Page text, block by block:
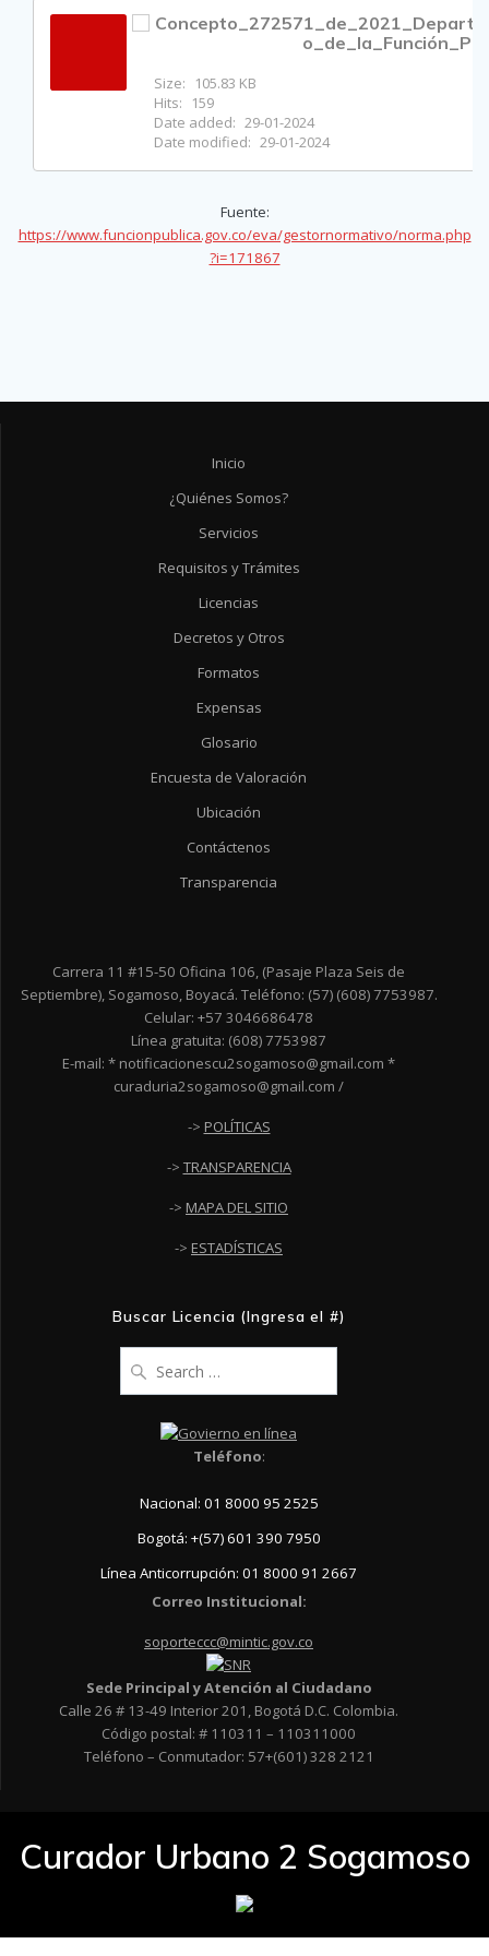
Size:
105.83 KB
Hits:
159
Date added: 29-01-2024
Date modified: 29-01-2024
Fuente:
https://www.funcionpublica.gov.co/eva/gestornormativo/norma.php
?i=171867
Inicio
¿Quiénes Somos?
Servicios
Requisitos y Trámites
Licencias
Decretos y Otros
Formatos
Expensas
Glosario
Encuesta de Valoración
Ubicación
Contáctenos
Transparencia
Carrera 11 #15-50 Oficina 106, (Pasaje Plaza Seis de
Septiembre), Sogamoso, Boyacá. Teléfono: (57) (608) 7753987.
Celular: +57 3046686478
Línea gratuita: (608) 7753987
E-mail: * notificacionescu2sogamoso@gmail.com *
curaduria2sogamoso@gmail.com /
-> POLÍTICAS
-> TRANSPARENCIA
-> MAPA DEL SITIO
-> ESTADÍSTICAS
Buscar Licencia (Ingresa el #)
for:
Teléfono:
Nacional: 01 8000 95 2525
Bogotá: +(57) 601 390 7950
Línea Anticorrupción: 01 8000 91 2667
Correo Institucional:
soporteccc@mintic.gov.co
Sede Principal y Atención al Ciudadano
Calle 26 # 13-49 Interior 201, Bogotá D.C. Colombia.
Código postal: # 110311 – 110311000
Teléfono – Conmutador: 57+(601) 328 2121
Curador Urbano 2 Sogamoso